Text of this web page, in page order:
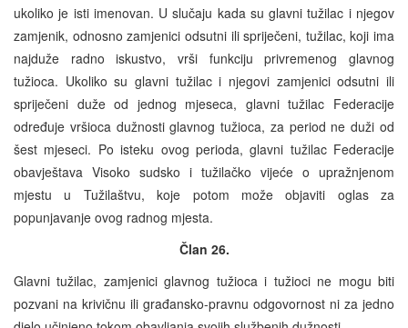
ukoliko je isti imenovan. U slučaju kada su glavni tužilac i njegov
zamjenik, odnosno zamjenici odsutni ili spriječeni, tužilac, koji ima
najduže radno iskustvo, vrši funkciju privremenog glavnog
tužioca. Ukoliko su glavni tužilac i njegovi zamjenici odsutni ili
spriječeni duže od jednog mjeseca, glavni tužilac Federacije
određuje vršioca dužnosti glavnog tužioca, za period ne duži od
šest mjeseci. Po isteku ovog perioda, glavni tužilac Federacije
obavještava Visoko sudsko i tužilačko vijeće o upražnjenom
mjestu u Tužilaštvu, koje potom može objaviti oglas za
popunjavanje ovog radnog mjesta.
Član 26.
Glavni tužilac, zamjenici glavnog tužioca i tužioci ne mogu biti
pozvani na krivičnu ili građansko-pravnu odgovornost ni za jedno